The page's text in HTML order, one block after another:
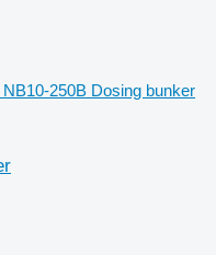
250B Dosing bunker